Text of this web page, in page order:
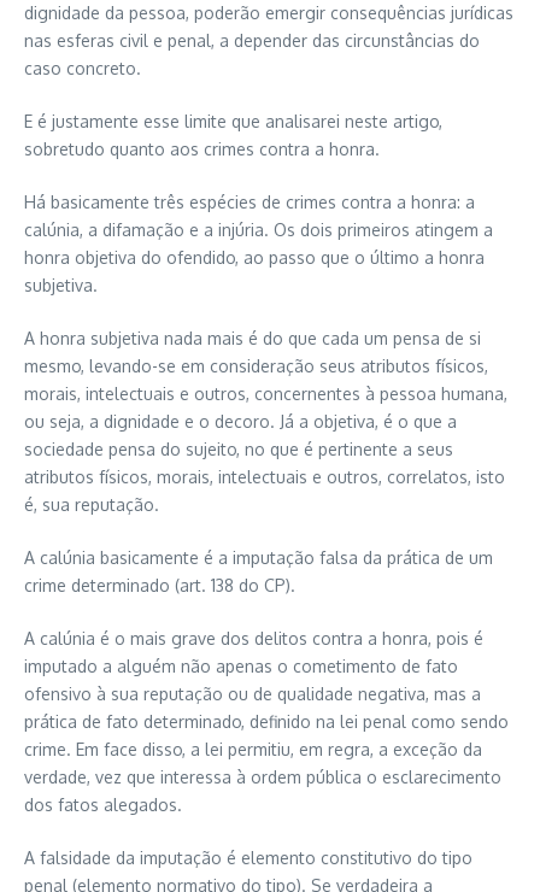
dignidade da pessoa, poderão emergir consequências jurídicas
nas esferas civil e penal, a depender das circunstâncias do
caso concreto.
E é justamente esse limite que analisarei neste artigo,
sobretudo quanto aos crimes contra a honra.
Há basicamente três espécies de crimes contra a honra: a
calúnia, a difamação e a injúria. Os dois primeiros atingem a
honra objetiva do ofendido, ao passo que o último a honra
subjetiva.
A honra subjetiva nada mais é do que cada um pensa de si
mesmo, levando-se em consideração seus atributos físicos,
morais, intelectuais e outros, concernentes à pessoa humana,
ou seja, a dignidade e o decoro. Já a objetiva, é o que a
sociedade pensa do sujeito, no que é pertinente a seus
atributos físicos, morais, intelectuais e outros, correlatos, isto
é, sua reputação.
A calúnia basicamente é a imputação falsa da prática de um
crime determinado (art. 138 do CP).
A calúnia é o mais grave dos delitos contra a honra, pois é
imputado a alguém não apenas o cometimento de fato
ofensivo à sua reputação ou de qualidade negativa, mas a
prática de fato determinado, definido na lei penal como sendo
crime. Em face disso, a lei permitiu, em regra, a exceção da
verdade, vez que interessa à ordem pública o esclarecimento
dos fatos alegados.
A falsidade da imputação é elemento constitutivo do tipo
penal (elemento normativo do tipo). Se verdadeira a